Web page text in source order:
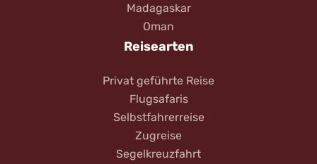
Madagaskar
Oman
Reisearten
Privat geführte Reise
Flugsafaris
Selbstfahrerreise
Zugreise
Segelkreuzfahrt